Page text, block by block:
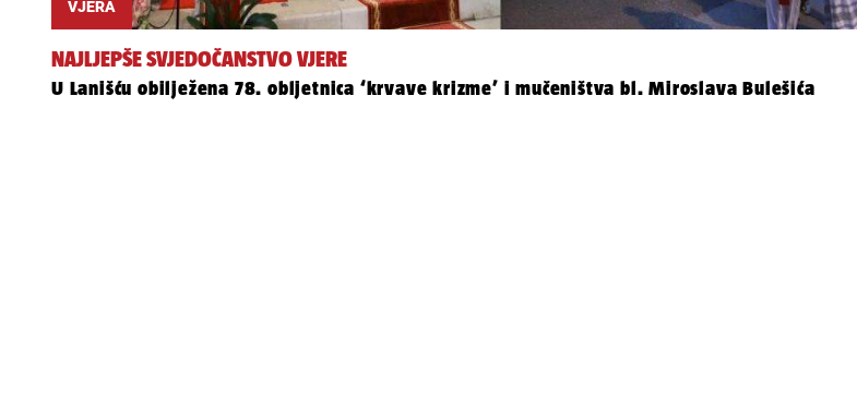
VJERA
NAJLJEPŠE SVJEDOČANSTVO VJERE
U Lanišću obilježena 78. obljetnica ‘krvave krizme’ i mučeništva bl. Miroslava Bulešića